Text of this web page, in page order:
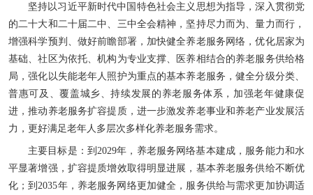
坚持以习近平新时代中国特色社会主义思想为指导，深入贯彻党
的二十大和二十届二中、三中全会精神，坚持尽力而为、量力而行，
增强科学预判、做好前瞻部署，加快健全养老服务网络，优化居家为
基础、社区为依托、机构为专业支撑、医养相结合的养老服务供给格
局，强化以失能老年人照护为重点的基本养老服务，健全分级分类、
普惠可及、覆盖城乡、持续发展的养老服务体系，加强老年健康促
进，推动养老服务扩容提质，进一步激发养老事业和养老产业发展活
力，更好满足老年人多层次多样化养老服务需求。
主要目标是：到2029年，养老服务网络基本建成，服务能力和水
平显著增强，扩容提质增效取得明显进展，基本养老服务供给不断优
化；到2035年，养老服务网络更加健全，服务供给与需求更加协调适